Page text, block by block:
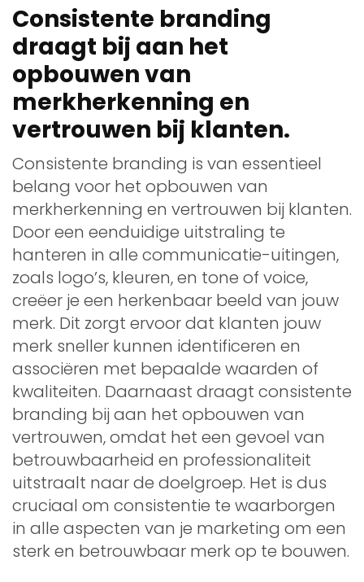
Consistente branding
draagt bij aan het
opbouwen van
merkherkenning en
vertrouwen bij klanten.
Consistente branding is van essentieel
belang voor het opbouwen van
merkherkenning en vertrouwen bij klanten.
Door een eenduidige uitstraling te
hanteren in alle communicatie-uitingen,
zoals logo’s, kleuren, en tone of voice,
creëer je een herkenbaar beeld van jouw
merk. Dit zorgt ervoor dat klanten jouw
merk sneller kunnen identificeren en
associëren met bepaalde waarden of
kwaliteiten. Daarnaast draagt consistente
branding bij aan het opbouwen van
vertrouwen, omdat het een gevoel van
betrouwbaarheid en professionaliteit
uitstraalt naar de doelgroep. Het is dus
cruciaal om consistentie te waarborgen
in alle aspecten van je marketing om een
sterk en betrouwbaar merk op te bouwen.